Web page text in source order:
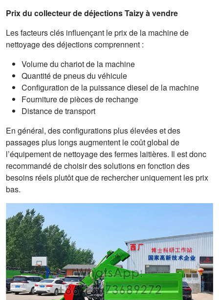
Prix du collecteur de déjections Taizy à vendre
Les facteurs clés influençant le prix de la machine de
nettoyage des déjections comprennent :
Volume du chariot de la machine
Quantité de pneus du véhicule
Configuration de la puissance diesel de la machine
Fourniture de pièces de rechange
Distance de transport
En général, des configurations plus élevées et des
passages plus longs augmentent le coût global de
l’équipement de nettoyage des fermes laitières. Il est donc
recommandé de choisir des solutions en fonction des
besoins réels plutôt que de rechercher uniquement les prix
bas.